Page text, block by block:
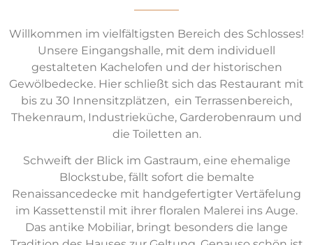
Willkommen im vielfältigsten Bereich des Schlosses!
Unsere Eingangshalle, mit dem individuell
gestalteten Kachelofen und der historischen
Gewölbedecke. Hier schließt sich das Restaurant mit
bis zu 30 Innensitzplätzen, ein Terrassenbereich,
Thekenraum, Industrieküche, Garderobenraum und
die Toiletten an.
Schweift der Blick im Gastraum, eine ehemalige
Blockstube, fällt sofort die bemalte
Renaissancedecke mit handgefertigter Vertäfelung
im Kassettenstil mit ihrer floralen Malerei ins Auge.
Das antike Mobiliar, bringt besonders die lange